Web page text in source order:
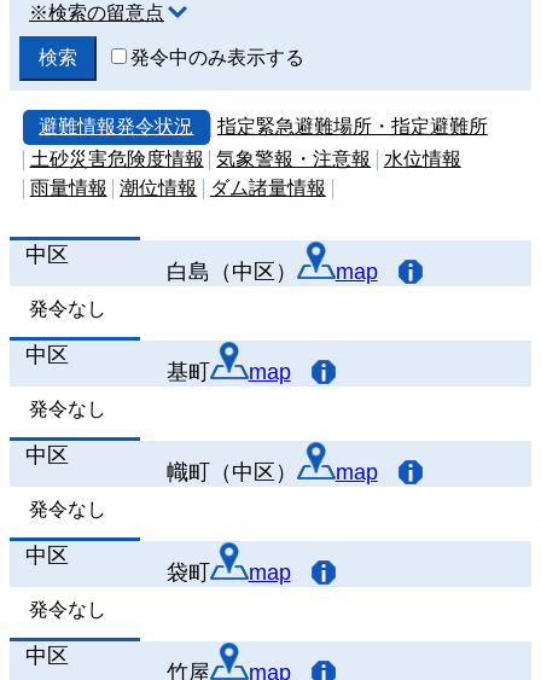
※検索の留意点
発令中のみ表示する
避難情報発令状況
指定緊急避難場所・指定避難所
土砂災害危険度情報
気象警報・注意報
水位情報
雨量情報
潮位情報 ダム諸量情報
中区
白島（中区） map
発令なし
中区
基町 map
発令なし
中区
幟町（中区） map
発令なし
中区
袋町 map
発令なし
中区
竹屋 map